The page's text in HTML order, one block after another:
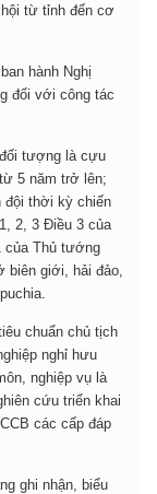
từ tỉnh đến cơ
hành Nghị
đối với công tác
tượng là cựu
5 năm trở lên;
đội thời kỳ chiến
2, 3 Điều 3 của
của Thủ tướng
biên giới, hải đảo,
chuẩn chủ tịch
nghỉ hưu
nghiệp vụ là
cứu triển khai
các cấp đáp
ghi nhận, biểu